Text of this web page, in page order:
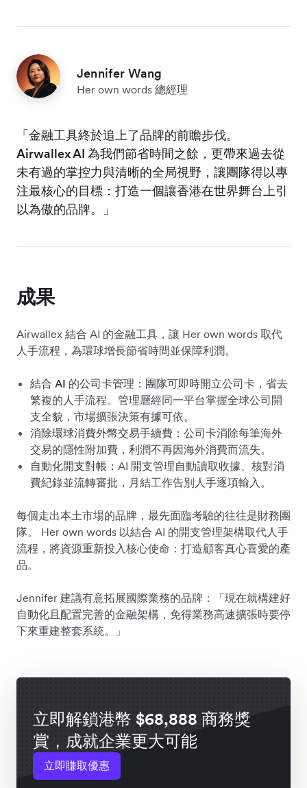
Jennifer Wang
Her own words 總經理
「金融工具終於追上了品牌的前瞻步伐。
Airwallex AI 為我們節省時間之餘，更帶來過去從
未有過的掌控力與清晰的全局視野，讓團隊得以專
注最核心的目標：打造一個讓香港在世界舞台上引
以為傲的品牌。」
成果
Airwallex 結合 AI 的金融工具，讓 Her own words 取代
人手流程，為環球增長節省時間並保障利潤。
結合 AI 的公司卡管理： 團隊可即時開立公司卡，省去
繁複的人手流程。管理層經同一平台掌握全球公司開
支全貌，市場擴張決策有據可依。
消除環球消費外幣交易手續費： 公司卡消除每筆海外
交易的隱性附加費，利潤不再因海外消費而流失。
自動化開支對帳： AI 開支管理自動讀取收據、核對消
費紀錄並流轉審批，月結工作告別人手逐項輸入。
每個走出本土市場的品牌，最先面臨考驗的往往是財務團
隊。 Her own words 以結合 AI 的開支管理架構取代人手
流程，將資源重新投入核心使命：打造顧客真心喜愛的產
品。
Jennifer 建議有意拓展國際業務的品牌：「現在就構建好
自動化且配置完善的金融架構，免得業務高速擴張時要停
下來重建整套系統。」
立即解鎖港幣 $68,888 商務獎
賞，成就企業更大可能
立即賺取優惠